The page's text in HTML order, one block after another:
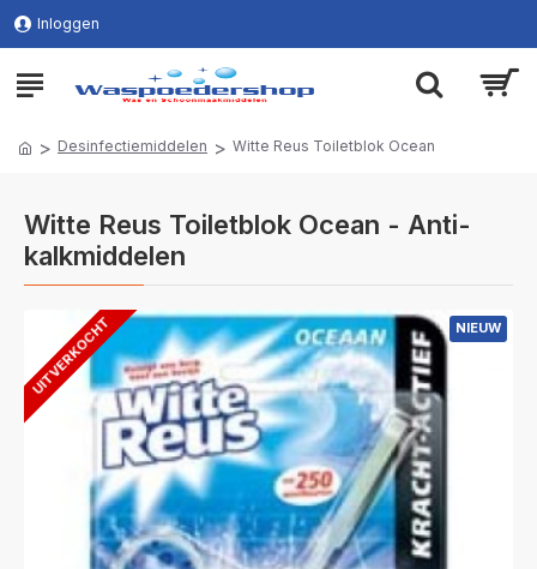
Inloggen
Desinfectiemiddelen Witte Reus Toiletblok Ocean
Witte Reus Toiletblok Ocean - Anti-
kalkmiddelen
NIEUW
UITVERKOCHT